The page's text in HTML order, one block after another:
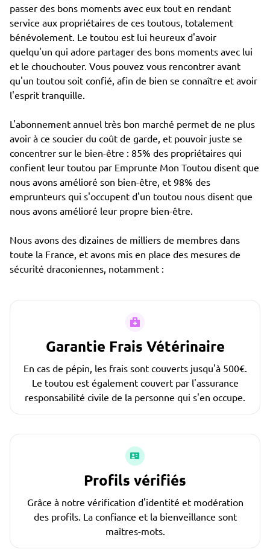
passer des bons moments avec eux tout en rendant
service aux propriétaires de ces toutous, totalement
bénévolement. Le toutou est lui heureux d'avoir
quelqu'un qui adore partager des bons moments avec lui
et le chouchouter. Vous pouvez vous rencontrer avant
qu'un toutou soit confié, afin de bien se connaître et avoir
l'esprit tranquille.
L'abonnement annuel très bon marché permet de ne plus
avoir à ce soucier du coût de garde, et pouvoir juste se
concentrer sur le bien-être : 85% des propriétaires qui
confient leur toutou par Emprunte Mon Toutou disent que
nous avons amélioré son bien-être, et 98% des
emprunteurs qui s'occupent d'un toutou nous disent que
nous avons amélioré leur propre bien-être.
Nous avons des dizaines de milliers de membres dans
toute la France, et avons mis en place des mesures de
sécurité draconiennes, notamment :
Garantie Frais Vétérinaire
En cas de pépin, les frais sont couverts jusqu'à 500€.
Le toutou est également couvert par l'assurance
responsabilité civile de la personne qui s'en occupe.
Profils vérifiés
Grâce à notre vérification d'identité et modération
des profils. La confiance et la bienveillance sont
maîtres-mots.